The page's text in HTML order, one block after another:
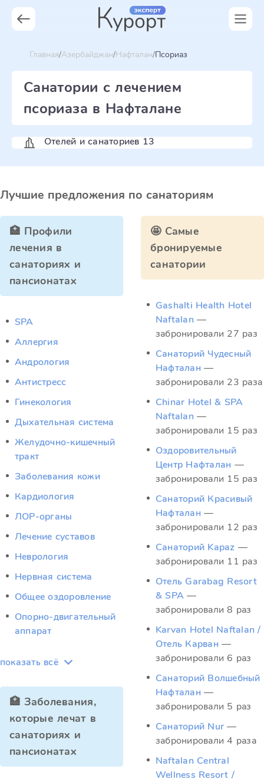
Главная Азербайджан Нафталан Псориаз
Санатории с лечением
псориаза в Нафталане
Отелей и санаториев 13
Лучшие предложения по санаториям
🏥 Профили
лечения в
санаториях и
пансионатах
SPA
Аллергия
Андрология
Антистресс
Гинекология
Дыхательная система
Желудочно-кишечный
тракт
Заболевания кожи
Кардиология
ЛОР-органы
Лечение суставов
Неврология
Нервная система
Общее оздоровление
Опорно-двигательный
аппарат
показать всё
🏥 Заболевания,
которые лечат в
санаториях и
пансионатах
🤩 Самые
бронируемые
санатории
Gashalti Health Hotel
Naftalan —
забронировали 27 раз
Санаторий Чудесный
Нафталан —
забронировали 23 раза
Chinar Hotel & SPA
Naftalan —
забронировали 15 раз
Оздоровительный
Центр Нафталан —
забронировали 15 раз
Санаторий Красивый
Нафталан —
забронировали 12 раз
Санаторий Kapaz —
забронировали 11 раз
Отель Garabag Resort
& SPA —
забронировали 8 раз
Karvan Hotel Naftalan /
Отель Карван —
забронировали 6 раз
Санаторий Волшебный
Нафталан —
забронировали 5 раз
Санаторий Nur —
забронировали 4 раза
Naftalan Central
Wellness Resort /